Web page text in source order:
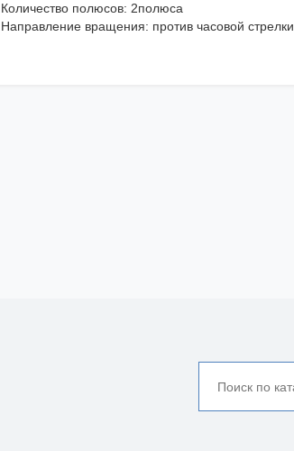
Количество полюсов: 2полюса
Направление вращения: против часовой стрелки